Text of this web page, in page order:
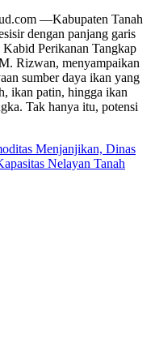
—Kabupaten Tanah
dengan panjang garis
Perikanan Tangkap
Rizwan, menyampaikan
sumber daya ikan yang
ikan patin, hingga ikan
Tak hanya itu, potensi
Menjanjikan, Dinas
Nelayan Tanah